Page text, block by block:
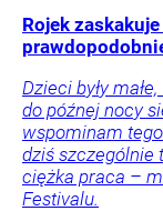
Rojek
Dzieci były
do późnej nocy
wspominam
dziś szczególnie
ciężka praca –
Festivalu.